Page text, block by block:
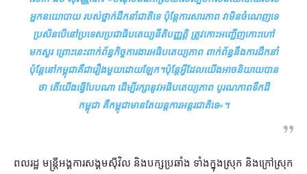
អ្នកនយោបាយ របស់​ថ្នាក់ដឹកនាំ​ជាតិ​ទេ ប៉ុន្តែ​ការ​សារភាព វា​មិន​ចំណេញ​ទេ
ប្រសិនបើ​នៅ​ប្រទេស​ប្រជាធិបតេយ្យ​នីតិ​បញ្ញត្តិ ត្រូវ​កោះ​អញ្ជើញ​កោះហៅ​
មក​សួរ ព្រោះ​នេះ​ពាក់ព័ន្ធ​កិច្ច​ការងារ​អធិបតេយ្យភាព ពាក់ព័ន្ធ​នឹង​ការដឹកនាំ
ប៉ុន្តែ​នៅ​កម្ពុជា​គឺជា​រឿង​មួយ​ដោយឡែក​។​ប៉ុន្តែ​អ្វី​ដែល​យើង​អាច​និយាយ​បាន​
ថា តើ​យើង​ធ្វើ​បែប​ណា ដើម្បី​រក្សា​នូវ​អធិបតេយ្យភាព បូរណភាព​ទឹកដី​
កម្ពុជា គឺ​កម្ពុជា​មានតែ​យន្តការ​អន្តរជាតិ​ទេ»។
ពលរដ្ឋ មន្ត្រី​អង្គការ​សង្គម​ស៊ីវិល និង​បក្ស​ប្រឆាំង ទាំង​ក្នុងស្រុក និង​ក្រៅ​ស្រុក